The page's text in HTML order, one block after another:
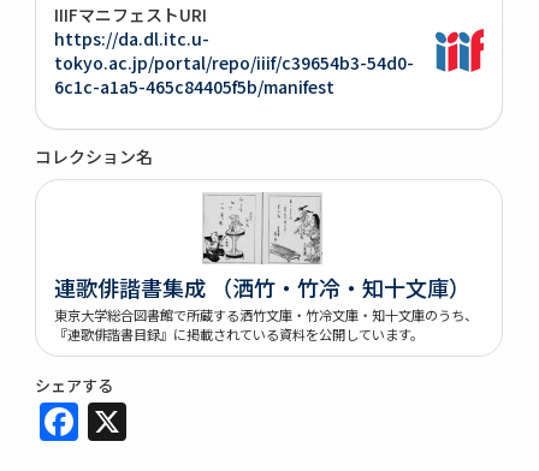
IIIFマニフェストURI
https://da.dl.itc.u-
tokyo.ac.jp/portal/repo/iiif/c39654b3-54d0-
6c1c-a1a5-465c84405f5b/manifest
コレクション名
連歌俳諧書集成 （洒竹・竹冷・知十文庫）
東京大学総合図書館で所蔵する洒竹文庫・竹冷文庫・知十文庫のうち、
『連歌俳諧書目録』に掲載されている資料を公開しています。
シェアする
Facebook